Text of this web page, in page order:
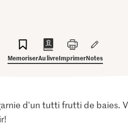
MemoriserAu livreImprimerNotes
d'un tutti frutti de baies.